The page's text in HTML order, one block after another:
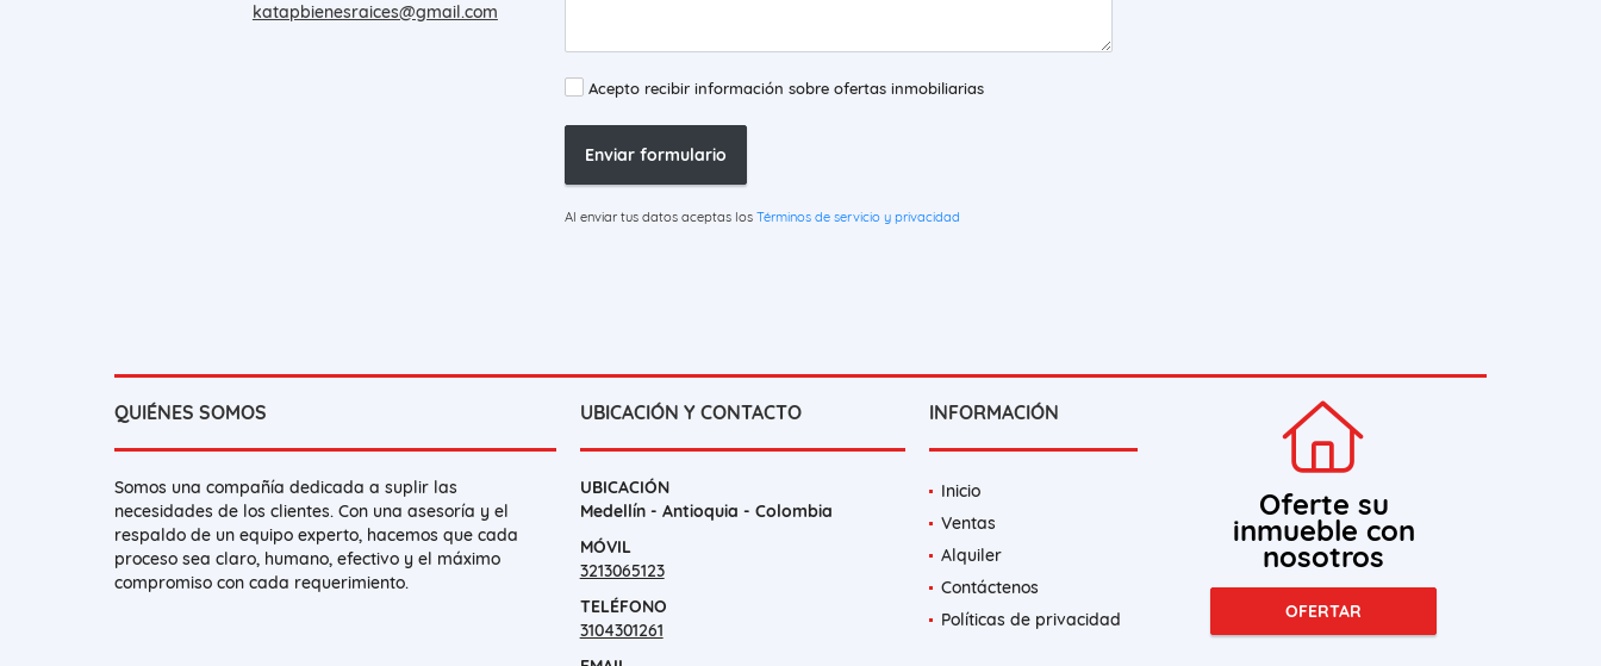
katapbienesraices@gmail.com
Acepto recibir información sobre ofertas inmobiliarias
Enviar formulario
Al enviar tus datos aceptas los Términos de servicio y privacidad
QUIÉNES SOMOS
Somos una compañía dedicada a suplir las
necesidades de los clientes. Con una asesoría y el
respaldo de un equipo experto, hacemos que cada
proceso sea claro, humano, efectivo y el máximo
compromiso con cada requerimiento.
UBICACIÓN Y CONTACTO
UBICACIÓN
Medellín - Antioquia - Colombia
MÓVIL
3213065123
TELÉFONO
3104301261
INFORMACIÓN
Inicio
Ventas
Alquiler
Contáctenos
Políticas de privacidad
Oferte su
inmueble con
nosotros
OFERTAR